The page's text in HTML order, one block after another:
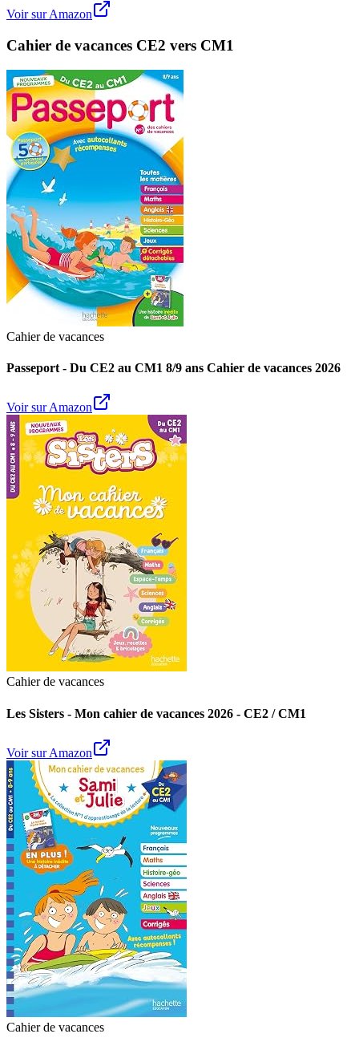
Voir sur Amazon
Cahier de vacances CE2 vers CM1
Cahier de vacances
Passeport - Du CE2 au CM1 8/9 ans Cahier de vacances 2026
Voir sur Amazon
Cahier de vacances
Les Sisters - Mon cahier de vacances 2026 - CE2 / CM1
Voir sur Amazon
Cahier de vacances